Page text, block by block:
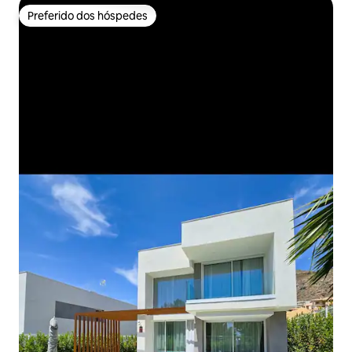
Preferido dos hóspedes
Preferido dos hóspedes